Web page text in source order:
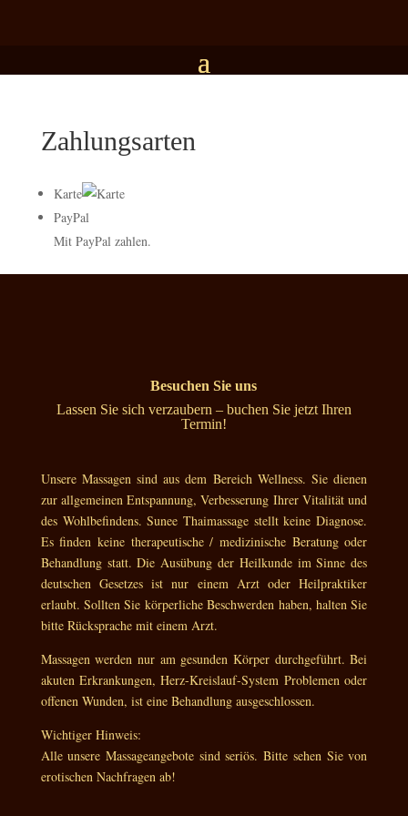
Zahlungsarten
Karte
PayPal
Mit PayPal zahlen.
Besuchen Sie uns
Lassen Sie sich verzaubern – buchen Sie jetzt Ihren
Termin!
Unsere Massagen sind aus dem Bereich Wellness. Sie dienen
zur allgemeinen Entspannung, Verbesserung Ihrer Vitalität und
des Wohlbefindens. Sunee Thaimassage stellt keine Diagnose.
Es finden keine therapeutische / medizinische Beratung oder
Behandlung statt. Die Ausübung der Heilkunde im Sinne des
deutschen Gesetzes ist nur einem Arzt oder Heilpraktiker
erlaubt. Sollten Sie körperliche Beschwerden haben, halten Sie
bitte Rücksprache mit einem Arzt.
Massagen werden nur am gesunden Körper durchgeführt. Bei
akuten Erkrankungen, Herz-Kreislauf-System Problemen oder
offenen Wunden, ist eine Behandlung ausgeschlossen.
Wichtiger Hinweis:
Alle unsere Massageangebote sind seriös. Bitte sehen Sie von
erotischen Nachfragen ab!